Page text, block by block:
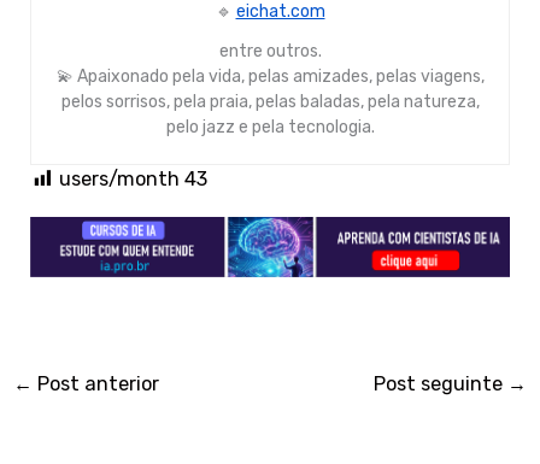
🔹 eichat.com
entre outros.
💫 Apaixonado pela vida, pelas amizades, pelas viagens,
pelos sorrisos, pela praia, pelas baladas, pela natureza,
pelo jazz e pela tecnologia.
users/month 43
← Post anterior Post seguinte →